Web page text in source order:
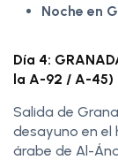
Noche en
Día 4:
la A-92 / A-45)
Salida de
desayuno en
árabe de Al-